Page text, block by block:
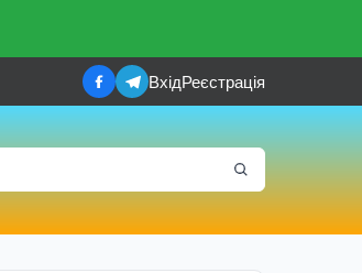
ВхідРеєстрація